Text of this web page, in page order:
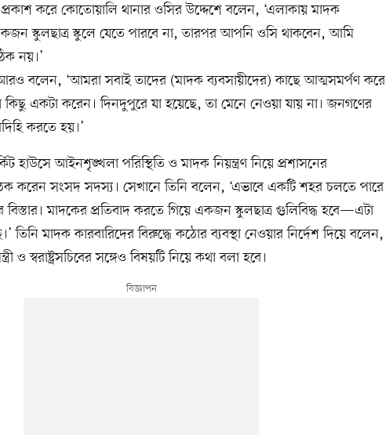
প্রকাশ করে কোতোয়ালি থানার ওসির উদ্দেশে বলেন, ‘এলাকায় মাদক
স্কুলছাত্র স্কুলে যেতে পারবে না, তারপর আপনি ওসি থাকবেন, আমি
নয়।’
বলেন, ‘আমরা সবাই তাদের (মাদক ব্যবসায়ীদের) কাছে আত্মসমর্পণ করে
একটা করেন। দিনদুপুরে যা হয়েছে, তা মেনে নেওয়া যায় না। জনগণের
করতে হয়।’
হাউসে আইনশৃঙ্খলা পরিস্থিতি ও মাদক নিয়ন্ত্রণ নিয়ে প্রশাসনের
করেন সংসদ সদস্য। সেখানে তিনি বলেন, ‘এভাবে একটি শহর চলতে পারে
বিস্তার। মাদকের প্রতিবাদ করতে গিয়ে একজন স্কুলছাত্র গুলিবিদ্ধ হবে—এটা
তিনি মাদক কারবারিদের বিরুদ্ধে কঠোর ব্যবস্থা নেওয়ার নির্দেশ দিয়ে বলেন,
ও স্বরাষ্ট্রসচিবের সঙ্গেও বিষয়টি নিয়ে কথা বলা হবে।